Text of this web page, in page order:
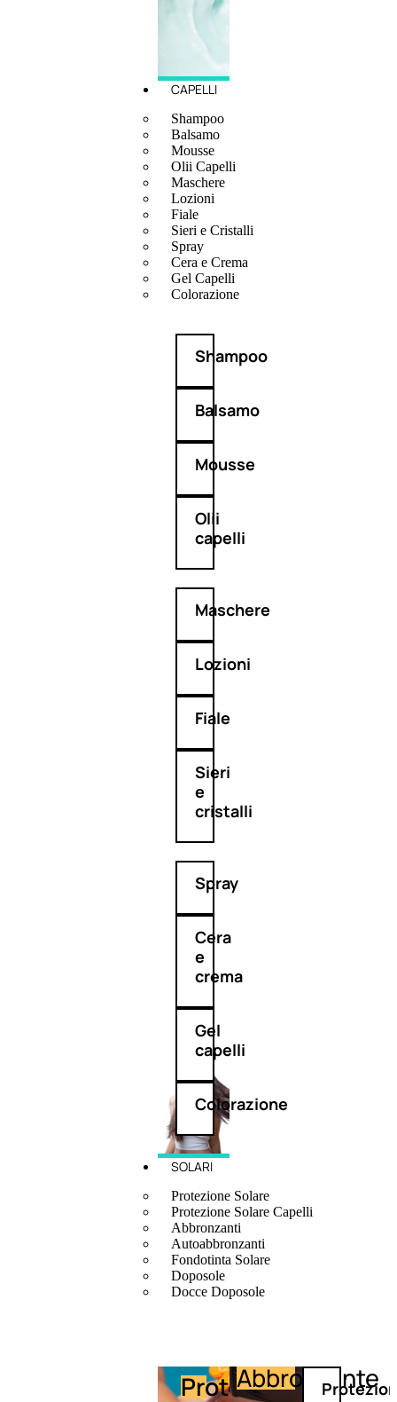
CAPELLI
Shampoo
Balsamo
Mousse
Olii Capelli
Maschere
Lozioni
Fiale
Sieri e Cristalli
Spray
Cera e Crema
Gel Capelli
Colorazione
Shampoo
Balsamo
Mousse
Olii
capelli
Maschere
Lozioni
Fiale
Sieri
e
cristalli
Spray
Cera
e
crema
Gel
capelli
Colorazione
SOLARI
Protezione Solare
Protezione Solare Capelli
Abbronzanti
Autoabbronzanti
Fondotinta Solare
Doposole
Docce Doposole
Protezione
Abbronzante